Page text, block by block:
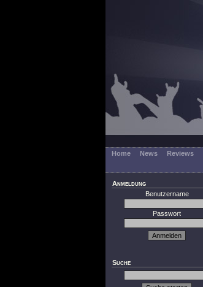
Home News Reviews
Anmeldung
Benutzername
Passwort
Suche